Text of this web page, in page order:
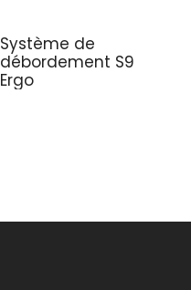
Système de
débordement S9
Ergo